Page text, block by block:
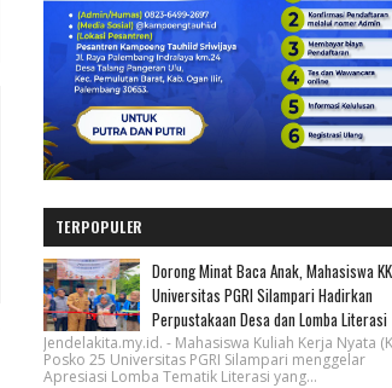
TERPOPULER
Dorong Minat Baca Anak, Mahasiswa
Universitas PGRI Silampari Hadirkan
Perpustakaan Desa dan Lomba Literasi
Jendelakita.my.id. - Mahasiswa Kuliah Kerja Nyata
Posko 25 Universitas PGRI Silampari menggelar
Apresiasi Lomba Tematik Literasi yang...